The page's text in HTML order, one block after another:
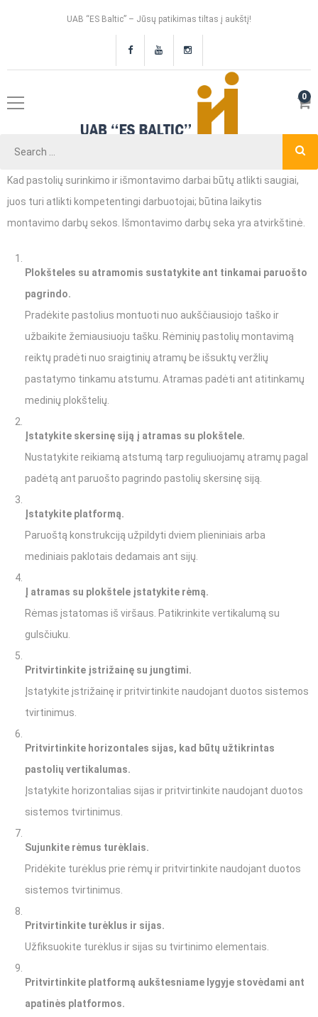
UAB “ES Baltic” – Jūsų patikimas tiltas į aukštį!
0
Kad pastolių surinkimo ir išmontavimo darbai būtų atlikti saugiai,
juos turi atlikti kompetentingi darbuotojai; būtina laikytis
montavimo darbų sekos. Išmontavimo darbų seka yra atvirkštinė.
Plokšteles su atramomis sustatykite ant tinkamai paruošto
pagrindo.
Pradėkite pastolius montuoti nuo aukščiausiojo taško ir
užbaikite žemiausiuoju tašku. Rėminių pastolių montavimą
reiktų pradėti nuo sraigtinių atramų be išsuktų veržlių
pastatymo tinkamu atstumu. Atramas padėti ant atitinkamų
medinių plokštelių.
Įstatykite skersinę siją į atramas su plokštele.
Nustatykite reikiamą atstumą tarp reguliuojamų atramų pagal
padėtą ant paruošto pagrindo pastolių skersinę siją.
Įstatykite platformą.
Paruoštą konstrukciją užpildyti dviem plieniniais arba
mediniais paklotais dedamais ant sijų.
Į atramas su plokštele įstatykite rėmą.
Rėmas įstatomas iš viršaus. Patikrinkite vertikalumą su
gulsčiuku.
Pritvirtinkite įstrižainę su jungtimi.
Įstatykite įstrižainę ir pritvirtinkite naudojant duotos sistemos
tvirtinimus.
Pritvirtinkite horizontales sijas, kad būtų užtikrintas
pastolių vertikalumas.
Įstatykite horizontalias sijas ir pritvirtinkite naudojant duotos
sistemos tvirtinimus.
Sujunkite rėmus turėklais.
Pridėkite turėklus prie rėmų ir pritvirtinkite naudojant duotos
sistemos tvirtinimus.
Pritvirtinkite turėklus ir sijas.
Užfiksuokite turėklus ir sijas su tvirtinimo elementais.
Pritvirtinkite platformą aukštesniame lygyje stovėdami ant
apatinės platformos.